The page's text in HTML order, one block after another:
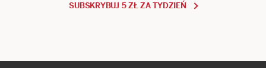
SUBSKRYBUJ 5 ZŁ ZA TYDZIEŃ